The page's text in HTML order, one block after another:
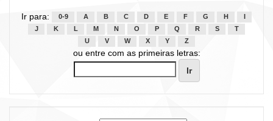
Ir para: 0-9 A B C D E F G H
J
K L M N O P Q R S
T
U
V W X Y Z
ou entre com as primeiras letras: